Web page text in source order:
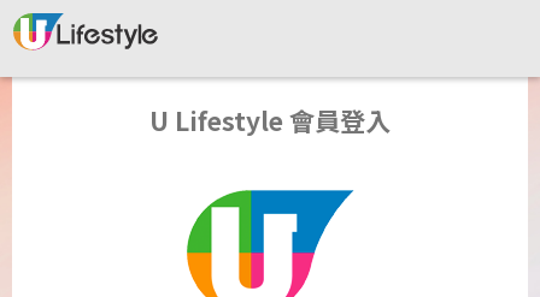
U Lifestyle 會員登入